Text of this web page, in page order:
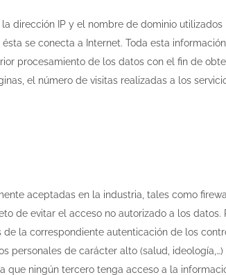
dirección IP y el nombre de dominio utilizados
se conecta a Internet. Toda esta
procesamiento de los datos con el fin de
el número de visitas realizadas a los
aceptadas en la industria, tales como
de evitar el acceso no autorizado a los datos.
la correspondiente autenticación de los
personales de carácter alto (salud,
ningún tercero tenga acceso a la